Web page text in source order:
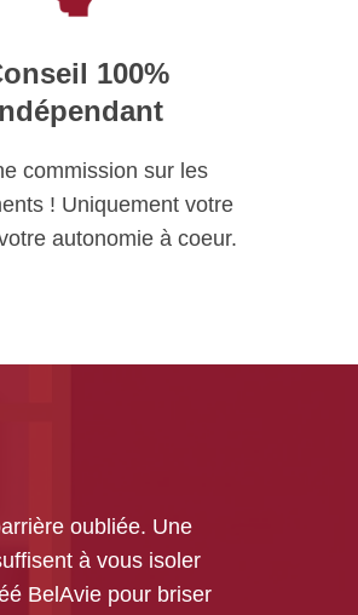
100%
commission sur les
! Uniquement votre
autonomie à coeur.
oubliée. Une
à vous isoler
BelAvie pour briser